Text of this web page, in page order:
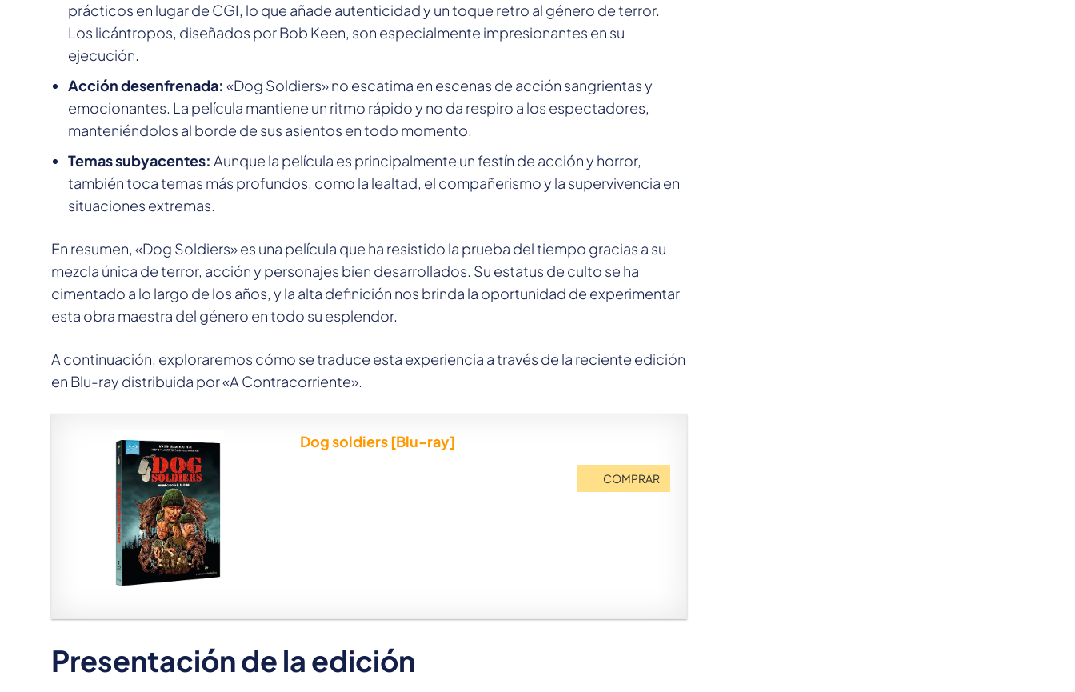
prácticos en lugar de CGI, lo que añade autenticidad y un toque retro al género de terror.
Los licántropos, diseñados por Bob Keen, son especialmente impresionantes en su
ejecución.
Acción desenfrenada: «Dog Soldiers» no escatima en escenas de acción sangrientas y
emocionantes. La película mantiene un ritmo rápido y no da respiro a los espectadores,
manteniéndolos al borde de sus asientos en todo momento.
Temas subyacentes: Aunque la película es principalmente un festín de acción y horror,
también toca temas más profundos, como la lealtad, el compañerismo y la supervivencia en
situaciones extremas.
En resumen, «Dog Soldiers» es una película que ha resistido la prueba del tiempo gracias a su
mezcla única de terror, acción y personajes bien desarrollados. Su estatus de culto se ha
cimentado a lo largo de los años, y la alta definición nos brinda la oportunidad de experimentar
esta obra maestra del género en todo su esplendor.
A continuación, exploraremos cómo se traduce esta experiencia a través de la reciente edición
en Blu-ray distribuida por «A Contracorriente».
Dog soldiers [Blu-ray]
COMPRAR
Presentación de la edición